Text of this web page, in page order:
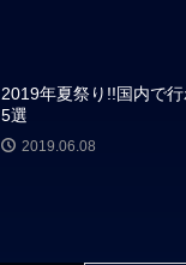
2019年夏祭り!!国内で
5選
2019.06.08